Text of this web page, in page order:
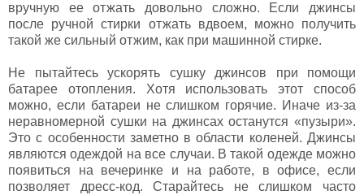
вручную ее отжать довольно сложно. Если джинсы
после ручной стирки отжать вдвоем, можно получить
такой же сильный отжим, как при машинной стирке.
Не пытайтесь ускорять сушку джинсов при помощи
батарее отопления. Хотя использовать этот способ
можно, если батареи не слишком горячие. Иначе из-за
неравномерной сушки на джинсах останутся «пузыри».
Это с особенности заметно в области коленей. Джинсы
являются одеждой на все случаи. В такой одежде можно
появиться на вечеринке и на работе, в офисе, если
позволяет дресс-код. Старайтесь не слишком часто